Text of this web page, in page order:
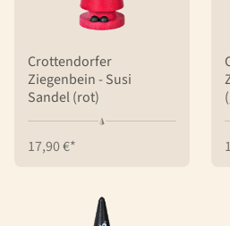
Crottendorfer
Ziegenbein - Susi
Sandel (rot)
17,90 €*